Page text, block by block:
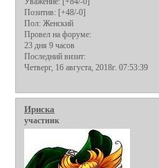
Позитив: [+48/-0]
Пол: Женский
Провел на форуме:
23 дня 9 часов
Последний визит:
Четверг, 16 августа, 2018г. 07:53:39
Ириска
участник